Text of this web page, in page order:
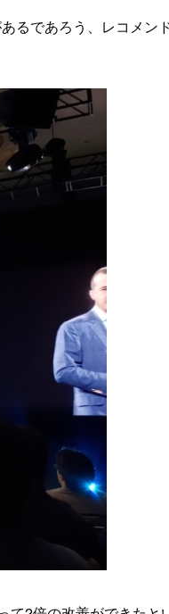
るであろう、レコメン